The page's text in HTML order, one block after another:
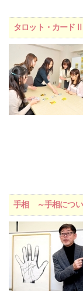
タロット・カード
手相 ～手相につい